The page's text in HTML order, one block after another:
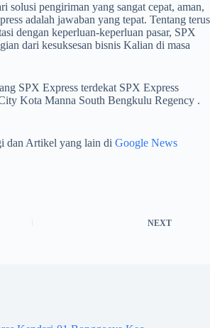
solusi pengiriman yang sangat cepat, aman,
adalah jawaban yang tepat. Tentang terus
dengan keperluan-keperluan pasar, SPX
dari kesuksesan bisnis Kalian di masa
SPX Express terdekat SPX Express
Kota Manna South Bengkulu Regency .
dan Artikel yang lain di Google News
NEXT